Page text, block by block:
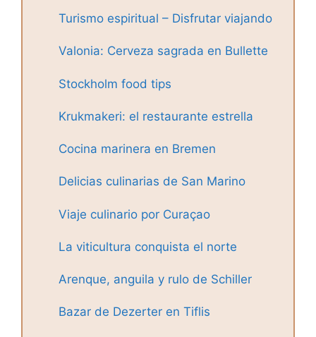
Turismo espiritual – Disfrutar viajando
Valonia: Cerveza sagrada en Bullette
Stockholm food tips
Krukmakeri: el restaurante estrella
Cocina marinera en Bremen
Delicias culinarias de San Marino
Viaje culinario por Curaçao
La viticultura conquista el norte
Arenque, anguila y rulo de Schiller
Bazar de Dezerter en Tiflis